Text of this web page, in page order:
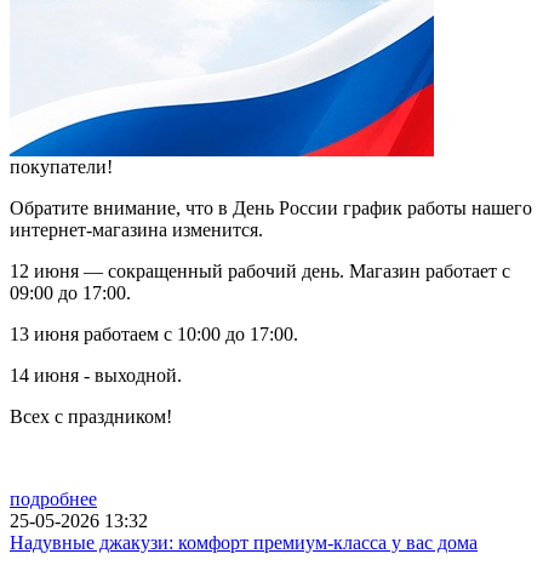
покупатели!
Обратите внимание, что в День России график работы нашего
интернет-магазина изменится.
12 июня — сокращенный рабочий день. Магазин работает с
09:00 до 17:00.
13 июня работаем с 10:00 до 17:00.
14 июня - выходной.
Всех с праздником!
подробнее
25-05-2026 13:32
Надувные джакузи: комфорт премиум-класса у вас дома